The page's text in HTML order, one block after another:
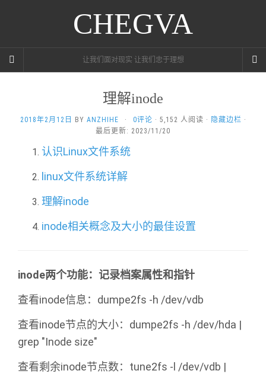
CHEGVA
让我们面对现实 让我们忠于理想
理解inode
2018年2月12日 BY ANZHIHE · 0评论 · 5,152 人阅读 · 隐藏边栏 ·
最后更新: 2023/11/20
认识Linux文件系统
linux文件系统详解
理解inode
inode相关概念及大小的最佳设置
inode两个功能：记录档案属性和指针
查看inode信息：dumpe2fs -h /dev/vdb
查看inode节点的大小：dumpe2fs -h /dev/hda |
grep "Inode size"
查看剩余inode节点数：tune2fs -l /dev/vdb |